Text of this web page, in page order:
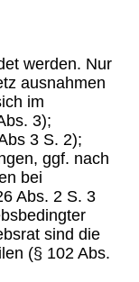
werden. Nur
ausnahmen
im
3);
3 S. 2);
ggf. nach
bei
Abs. 2 S. 3
sind die
(§ 102 Abs.